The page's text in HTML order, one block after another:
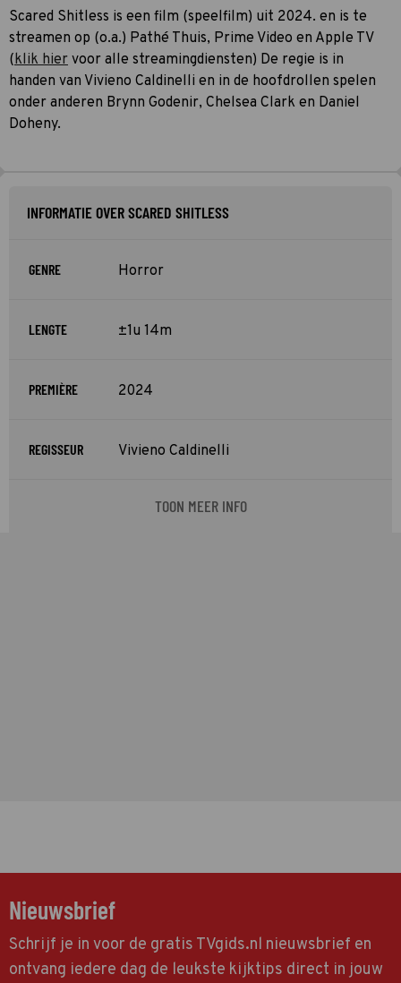
Scared Shitless is een film (speelfilm) uit 2024. en is te
streamen op (o.a.) Pathé Thuis, Prime Video en Apple TV
(klik hier voor alle streamingdiensten) De regie is in
handen van Vivieno Caldinelli en in de hoofdrollen spelen
onder anderen Brynn Godenir, Chelsea Clark en Daniel
Doheny.
INFORMATIE OVER SCARED SHITLESS
GENRE Horror
LENGTE ±1u 14m
PREMIÈRE 2024
REGISSEUR Vivieno Caldinelli
TOON MEER INFO
Nieuwsbrief
Schrijf je in voor de gratis TVgids.nl nieuwsbrief en
ontvang iedere dag de leukste kijktips direct in jouw